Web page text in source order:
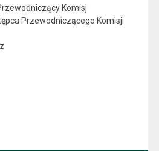
Komisj
Przewodniczącego Komisji